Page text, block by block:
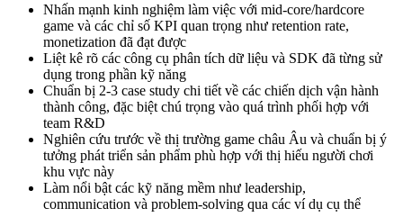
Nhấn mạnh kinh nghiệm làm việc với mid-core/hardcore
game và các chỉ số KPI quan trọng như retention rate,
monetization đã đạt được
Liệt kê rõ các công cụ phân tích dữ liệu và SDK đã từng sử
dụng trong phần kỹ năng
Chuẩn bị 2-3 case study chi tiết về các chiến dịch vận hành
thành công, đặc biệt chú trọng vào quá trình phối hợp với
team R&D
Nghiên cứu trước về thị trường game châu Âu và chuẩn bị ý
tưởng phát triển sản phẩm phù hợp với thị hiếu người chơi
khu vực này
Làm nổi bật các kỹ năng mềm như leadership,
communication và problem-solving qua các ví dụ cụ thể